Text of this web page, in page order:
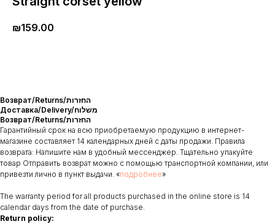
₪159.00
Возврат/Returns/החזרות
Доставка/Delivery/משלוח
Возврат/Returns/החזרות
Гарантийный срок на всю приобретаемую продукцию в интернет-
магазине составляет 14 календарных дней с даты продажи. Правила
возврата: Напишите нам в удобный мессенджер. Тщательно упакуйте
товар Отправить возврат можно с помощью транспортной компании, или
привезти лично в пункт выдачи. «подробнее»
The warranty period for all products purchased in the online store is 14
calendar days from the date of purchase.
Return policy: